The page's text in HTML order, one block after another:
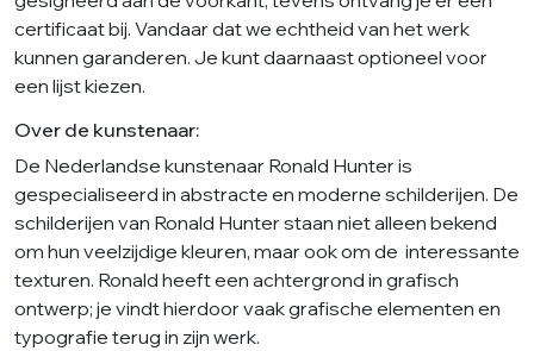
certificaat bij. Vandaar dat we echtheid van het werk
kunnen garanderen. Je kunt daarnaast optioneel voor
een lijst kiezen.
Over de kunstenaar:
De Nederlandse kunstenaar Ronald Hunter is
gespecialiseerd in abstracte en moderne schilderijen. De
schilderijen van Ronald Hunter staan niet alleen bekend
om hun veelzijdige kleuren, maar ook om de interessante
texturen. Ronald heeft een achtergrond in grafisch
ontwerp; je vindt hierdoor vaak grafische elementen en
typografie terug in zijn werk.